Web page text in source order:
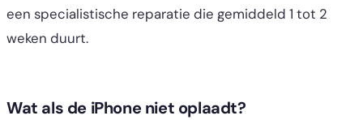
een specialistische reparatie die gemiddeld 1 tot 2
weken duurt.
Wat als de iPhone niet oplaadt?